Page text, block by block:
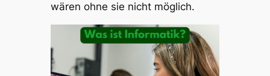
wären ohne sie nicht möglich.